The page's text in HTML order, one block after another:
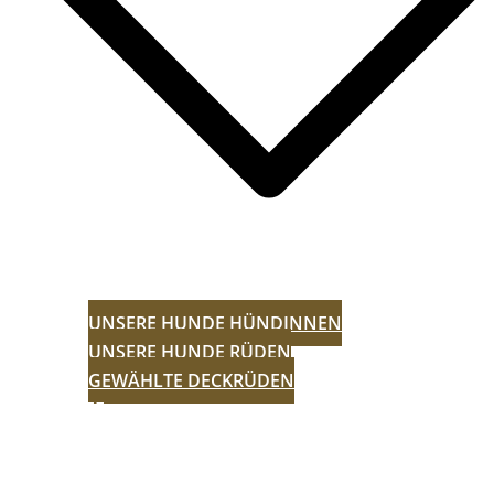
UNSERE HUNDE HÜNDINNEN
UNSERE HUNDE RÜDEN
GEWÄHLTE DECKRÜDEN
WÜRFE